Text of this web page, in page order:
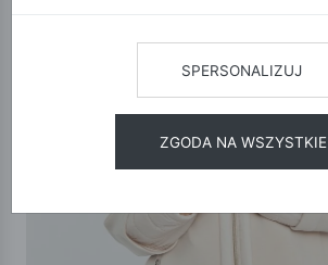
SPERSONALIZUJ
ZGODA NA WSZYSTKIE